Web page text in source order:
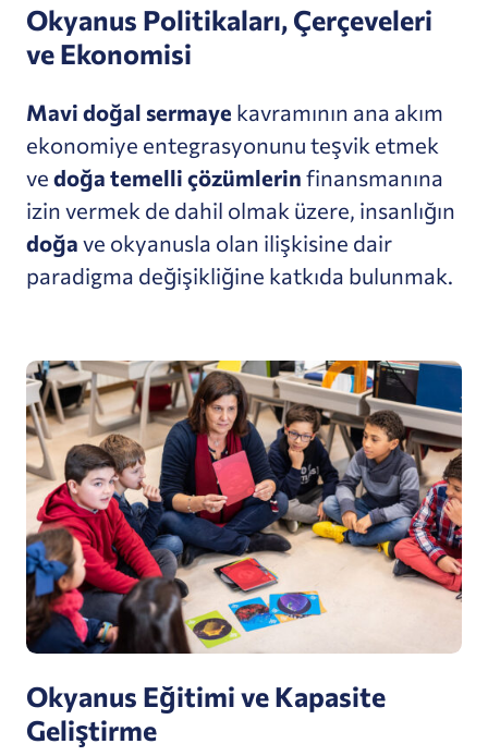
Okyanus Politikaları, Çerçeveleri
ve Ekonomisi
Mavi doğal sermaye kavramının ana akım
ekonomiye entegrasyonunu teşvik etmek
ve doğa temelli çözümlerin finansmanına
izin vermek de dahil olmak üzere, insanlığın
doğa ve okyanusla olan ilişkisine dair
paradigma değişikliğine katkıda bulunmak.
Okyanus Eğitimi ve Kapasite
Geliştirme